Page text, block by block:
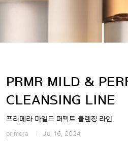
PRMR MILD &
CLEANSING LINE
프리메라 마일드 퍼펙트 클렌징 라인
primera Jul 16, 2024